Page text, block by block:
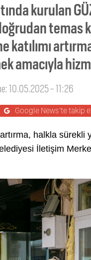
kurulan
temas
amacıyla
10.05.2025 - 11:26
Google News'te takip
halkla sürekli
İletişim